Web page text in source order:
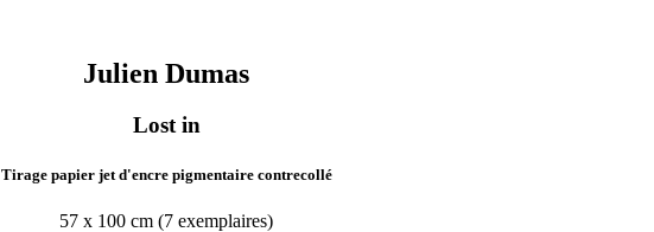
Julien Dumas
Lost in
Tirage papier jet d'encre pigmentaire contrecollé
57 x 100 cm (7 exemplaires)